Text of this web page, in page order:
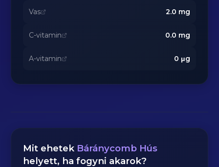
Vas 2.0 mg
C-vitamin 0.0 mg
A-vitamin 0 μg
Mit ehetek Báránycomb Hús
helyett, ha fogyni akarok?